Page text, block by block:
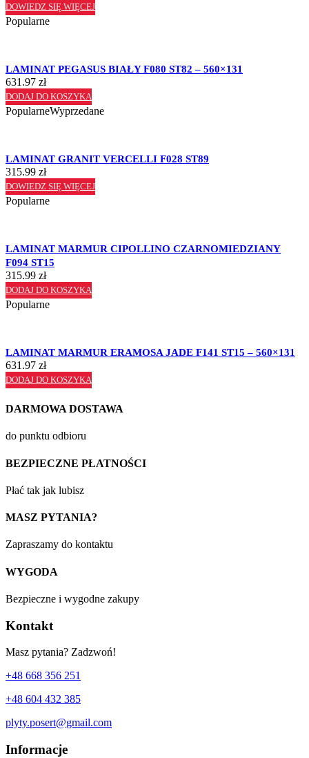
DOWIEDZ SIĘ WIĘCEJ
Popularne
LAMINAT PEGASUS BIAŁY F080 ST82 – 560×131
631.97 zł
DODAJ DO KOSZYKA
PopularneWyprzedane
LAMINAT GRANIT VERCELLI F028 ST89
315.99 zł
DOWIEDZ SIĘ WIĘCEJ
Popularne
LAMINAT MARMUR CIPOLLINO CZARNOMIEDZIANY
F094 ST15
315.99 zł
DODAJ DO KOSZYKA
Popularne
LAMINAT MARMUR ERAMOSA JADE F141 ST15 – 560×131
631.97 zł
DODAJ DO KOSZYKA
DARMOWA DOSTAWA
do punktu odbioru
BEZPIECZNE PŁATNOŚCI
Płać tak jak lubisz
MASZ PYTANIA?
Zapraszamy do kontaktu
WYGODA
Bezpieczne i wygodne zakupy
Kontakt
Masz pytania? Zadzwoń!
+48 668 356 251
+48 604 432 385
plyty.posert@gmail.com
Informacje